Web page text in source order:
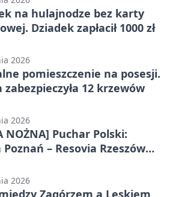
na hulajnodze bez karty
Dziadek zapłacił 1000 zł
2026
pomieszczenie na posesji.
zabezpieczyła 12 krzewów
2026
NOŻNA] Puchar Polski:
– Resovia Rzeszów
2026